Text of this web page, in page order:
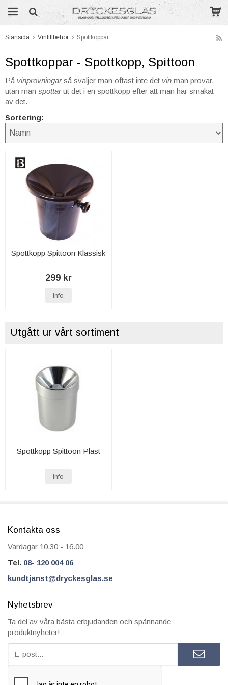
Startsida Vintillbehör Spottkoppar
Spottkoppar - Spottkopp, Spittoon
På vinprovningarså sväljer man oftast inte det vin man provar,
utan man spottarut det i en spottkopp efter att man har smakat
av det.
Sortering:
Spottkopp Spittoon Klassisk
299 kr
Info
Utgått ur vårt sortiment
Spottkopp Spittoon Plast
Info
Kontakta oss
Vardagar 10.30 - 16.00
Tel. 08- 120 004 06
kundtjanst@dryckesglas.se
Nyhetsbrev
Ta del av våra bästa erbjudanden och spännande
produktnyheter!